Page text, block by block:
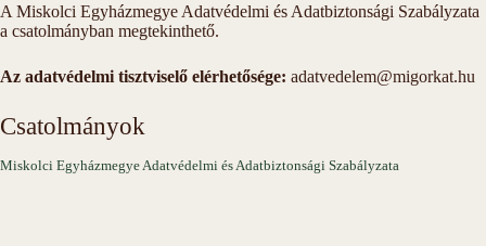
A Miskolci Egyházmegye Adatvédelmi és Adatbiztonsági Szabályzata
a csatolmányban megtekinthető.
Az adatvédelmi tisztviselő elérhetősége: adatvedelem@migorkat.hu
Csatolmányok
Miskolci Egyházmegye Adatvédelmi és Adatbiztonsági Szabályzata